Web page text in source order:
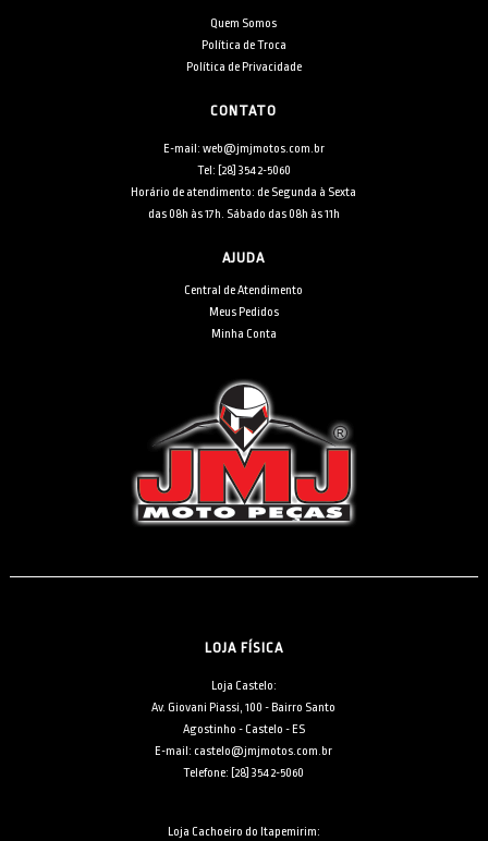
Quem Somos
Política de Troca
Política de Privacidade
CONTATO
E-mail: web@jmjmotos.com.br
Tel: [28] 3542-5060
Horário de atendimento: de Segunda à Sexta
das 08h às 17h. Sábado das 08h às 11h
AJUDA
Central de Atendimento
Meus Pedidos
Minha Conta
LOJA FÍSICA
Loja Castelo:
Av. Giovani Piassi, 100 - Bairro Santo
Agostinho - Castelo - ES
E-mail: castelo@jmjmotos.com.br
Telefone: [28] 3542-5060
Loja Cachoeiro do Itapemirim: